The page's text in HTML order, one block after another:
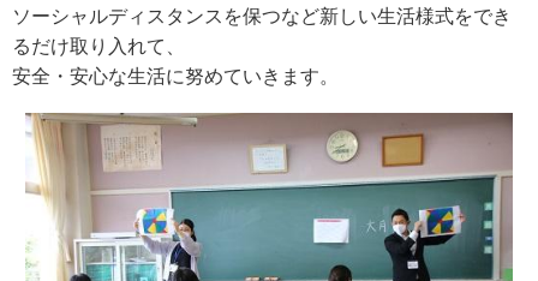
ソーシャルディスタンスを保つなど新しい生活様式をでき
るだけ取り入れて、
安全・安心な生活に努めていきます。